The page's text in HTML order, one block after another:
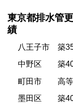
東京都排水管
績
八王子市 築
中野区 築40
町田市 高等
墨田区 築40